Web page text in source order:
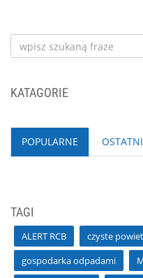
KATAGORIE
POPULARNE
TAGI
ALERT RCB czyste
gospodarka odpadami